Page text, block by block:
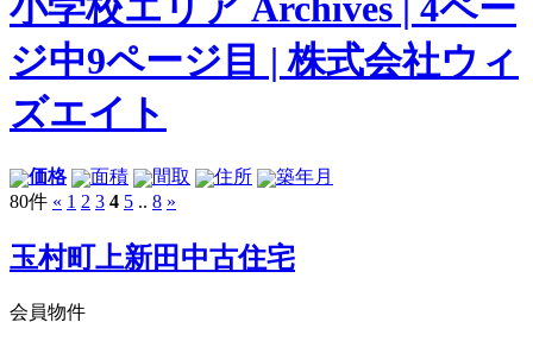
ジ中9ページ目 | 株式会社ウィ
ズエイト
価格 面積 間取 住所
築年月
80件 « 1 2 3 4 5 .. 8 »
玉村町上新田中古住宅
会員物件